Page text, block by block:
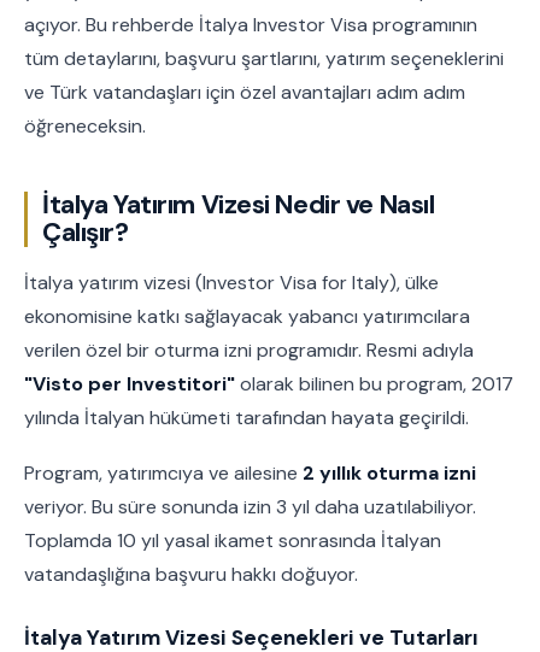
açıyor. Bu rehberde İtalya Investor Visa programının
tüm detaylarını, başvuru şartlarını, yatırım seçeneklerini
ve Türk vatandaşları için özel avantajları adım adım
öğreneceksin.
İtalya Yatırım Vizesi Nedir ve Nasıl
Çalışır?
İtalya yatırım vizesi (Investor Visa for Italy), ülke
ekonomisine katkı sağlayacak yabancı yatırımcılara
verilen özel bir oturma izni programıdır. Resmi adıyla
"Visto per Investitori"olarak bilinen bu program, 2017
yılında İtalyan hükümeti tarafından hayata geçirildi.
Program, yatırımcıya ve ailesine 2 yıllık oturma izni
veriyor. Bu süre sonunda izin 3 yıl daha uzatılabiliyor.
Toplamda 10 yıl yasal ikamet sonrasında İtalyan
vatandaşlığına başvuru hakkı doğuyor.
İtalya Yatırım Vizesi Seçenekleri ve Tutarları